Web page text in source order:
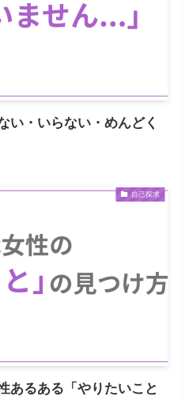
い・いらない・めんどく
自己探求
あるある「やりたいこと